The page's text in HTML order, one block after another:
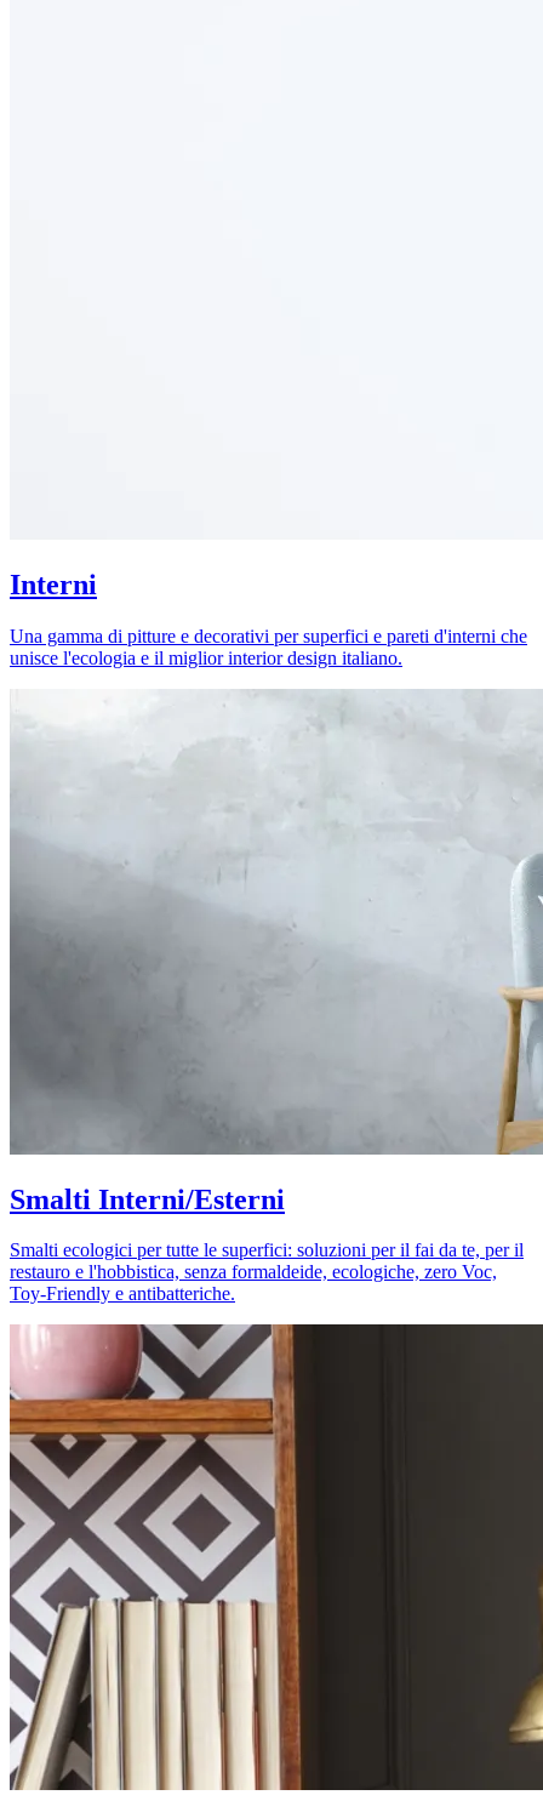
Interni
Una gamma di pitture e decorativi per superfici e pareti d'interni che
unisce l'ecologia e il miglior interior design italiano.
Smalti Interni/Esterni
Smalti ecologici per tutte le superfici: soluzioni per il fai da te, per il
restauro e l'hobbistica, senza formaldeide, ecologiche, zero Voc,
Toy-Friendly e antibatteriche.